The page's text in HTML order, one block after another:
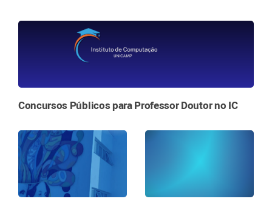
Concursos Públicos para Professor Doutor no IC